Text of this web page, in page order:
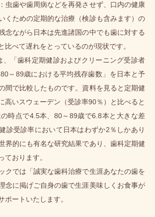
虫歯や歯周病などを再発させず、口内の健康
くための定期的な治療（検診も含みます）の
念ながら日本は先進諸国の中でも歯に対する
比べて遅れをとっているのが現状です。
、「歯科定期健診およびクリーニング受診者
～89歳における平均残存歯数」を日本と予
間で比較したものです。資料を見ると定期健
高いスウェーデン（受診率90％）と比べると
時点で4.5本、80～89歳で6.8本と大きな差
診受診率において日本はわずか2％しかあり
界的にも有名な研究結果であり、歯科定期健
ております。
クでは「誠実な歯科治療で生涯あなたの歯を
念に掲げご自身の歯で生涯美味しくお食事が
ポートいたします。